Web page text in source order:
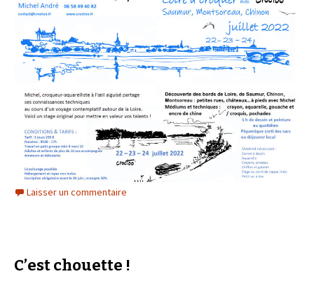
Laisser un commentaire
C’est chouette !